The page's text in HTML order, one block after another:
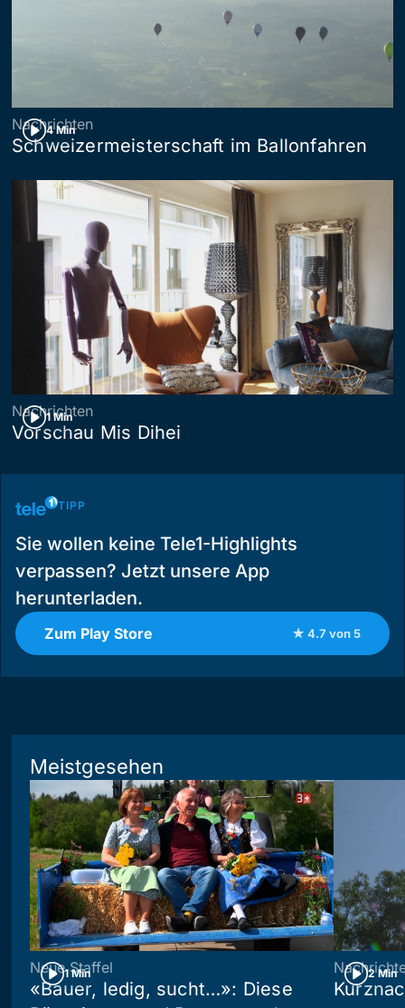
4 Min
Nachrichten
Schweizermeisterschaft im Ballonfahren
1 Min
Nachrichten
Vorschau Mis Dihei
TIPP
Sie wollen keine Tele1-Highlights
verpassen? Jetzt unsere App
herunterladen.
Zum Play Store ★ 4.7 von 5
Meistgesehen
1 Min
Neue Staffel
«Bauer, ledig, sucht…»: Diese
2 Min